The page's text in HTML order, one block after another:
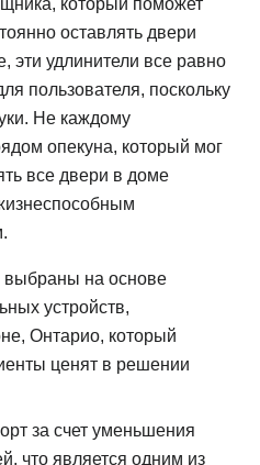
который поможет
оставлять двери
эти удлинители все равно
пользователя, поскольку
Не каждому
опекуна, который мог
все двери в доме
на основе
устройств,
Онтарио, который
ценят в решении
за счет уменьшения
что является одним из